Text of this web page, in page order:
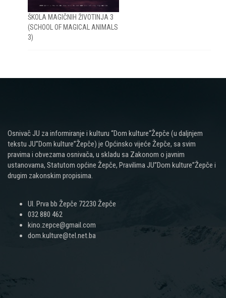
ŠKOLA MAGIČNIH ŽIVOTINJA 3
(SCHOOL OF MAGICAL ANIMALS
3)
Osnivač JU za informiranje i kulturu “Dom kulture“Žepče (u daljnjem
tekstu JU”Dom kulture”Žepče) je Općinsko vijeće Žepče, sa svim
pravima i obvezama osnivača, u skladu sa Zakonom o javnim
ustanovama, Statutom općine Žepče, Pravilima JU”Dom kulture”Žepče i
drugim zakonskim propisima.
Ul. Prva bb Žepče 72230 Žepče
032 880 462
kino.zepce@gmail.com
dom.kulture@tel.net.ba